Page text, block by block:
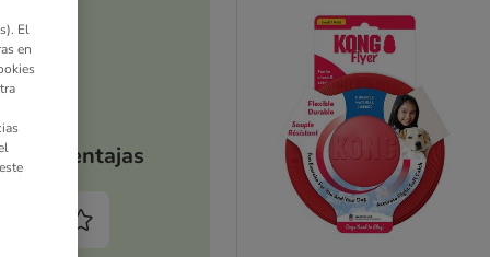
Tus ventajas
El
en